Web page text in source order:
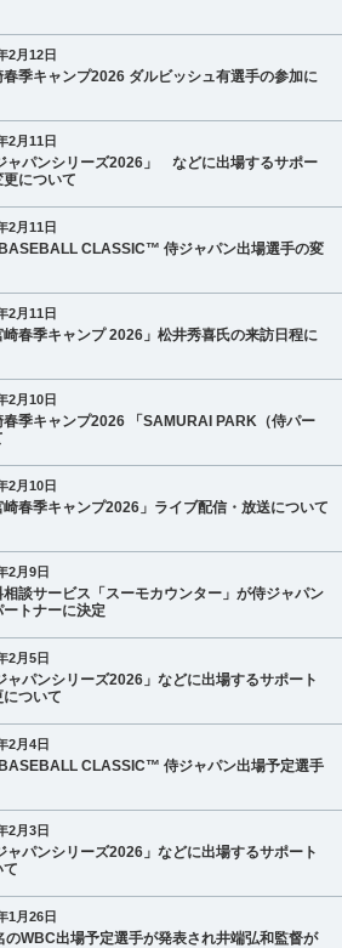
2月12日
季キャンプ2026 ダルビッシュ有選手の参加に
2月11日
ャパンシリーズ2026」 などに出場するサポー
更について
2月11日
CLASSIC™ 侍ジャパン出場選手の変
2月11日
崎春季キャンプ 2026」松井秀喜氏の来訪日程に
2月10日
春季キャンプ2026 「SAMURAI PARK（侍パー
2月10日
崎春季キャンプ2026」ライブ配信・放送について
2月9日
談サービス「スーモカウンター」が侍ジャパン
トナーに決定
2月5日
ャパンシリーズ2026」などに出場するサポート
ついて
2月4日
CLASSIC™ 侍ジャパン出場予定選手
2月3日
ャパンシリーズ2026」などに出場するサポート
て
1月26日
のWBC出場予定選手が発表され井端弘和監督が